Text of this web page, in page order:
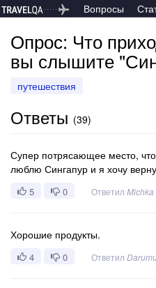
Вопросы
Опрос: Что
вы слышите
путешествия
Ответы (39)
Супер потрясающее место,
люблю Сингапур и я хочу
5 0 Ответил Michka
Хорошие продукты.
4 0 Ответил